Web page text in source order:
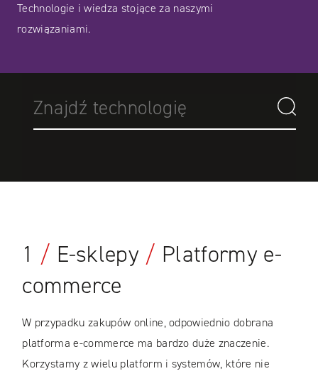
Technologie i wiedza stojące za naszymi
rozwiązaniami.
1 / E-sklepy / Platformy e-
commerce
W przypadku zakupów online, odpowiednio dobrana
platforma e-commerce ma bardzo duże znaczenie.
Korzystamy z wielu platform i systemów, które nie